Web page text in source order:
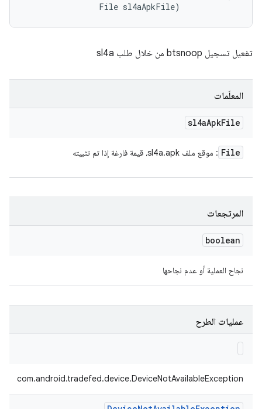
                File sl4aApkFile)
تفعيل تسجيل btsnoop من خلال طلب sl4a
المعلَمات
sl4aApkFile
File : موقع ملف sl4a.apk، قيمة فارغة إذا تم تثبيته
المرتجعات
boolean
نجاح العملية أو عدم نجاحها
عمليات الطرح
com.android.tradefed.device.DeviceNotAvailableException